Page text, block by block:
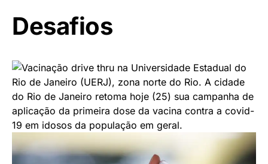
Desafios